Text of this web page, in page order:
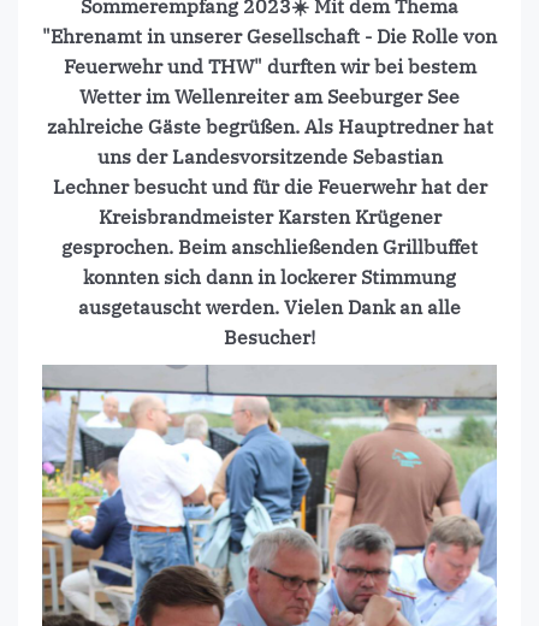
Sommerempfang 2023☀️ Mit dem Thema
"Ehrenamt in unserer Gesellschaft - Die Rolle von
Feuerwehr und THW" durften wir bei bestem
Wetter im Wellenreiter am Seeburger See
zahlreiche Gäste begrüßen. Als Hauptredner hat
uns der Landesvorsitzende Sebastian
Lechner besucht und für die Feuerwehr hat der
Kreisbrandmeister Karsten Krügener
gesprochen. Beim anschließenden Grillbuffet
konnten sich dann in lockerer Stimmung
ausgetauscht werden. Vielen Dank an alle
Besucher!